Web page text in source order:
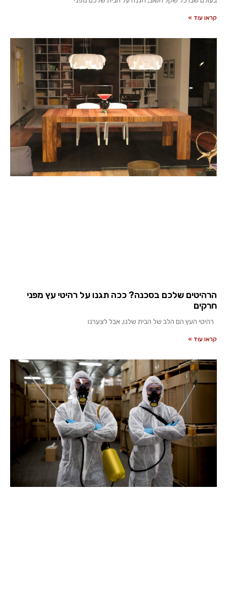
קראו עוד »
הרהיטים שלכם בסכנה? ככה תגנו על רהיטי עץ מפני
חרקים
רהיטי העץ הם הלב של הבית שלנו, אבל לצערנו
קראו עוד »